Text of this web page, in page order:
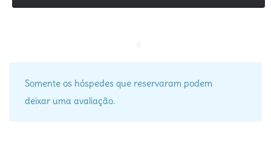
Somente os hóspedes que reservaram podem
deixar uma avaliação.